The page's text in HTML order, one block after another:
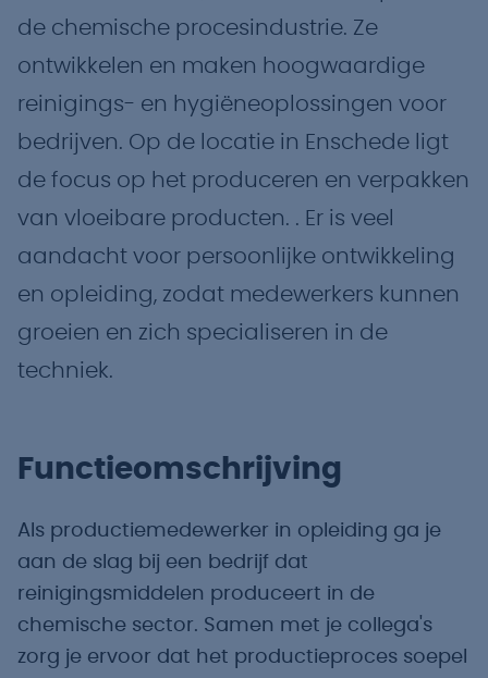
de chemische procesindustrie. Ze
ontwikkelen en maken hoogwaardige
reinigings- en hygiëneoplossingen voor
bedrijven. Op de locatie in Enschede ligt
de focus op het produceren en verpakken
van vloeibare producten. . Er is veel
aandacht voor persoonlijke ontwikkeling
en opleiding, zodat medewerkers kunnen
groeien en zich specialiseren in de
techniek.
Functieomschrijving
Als productiemedewerker in opleiding ga je
aan de slag bij een bedrijf dat
reinigingsmiddelen produceert in de
chemische sector. Samen met je collega's
zorg je ervoor dat het productieproces soepel